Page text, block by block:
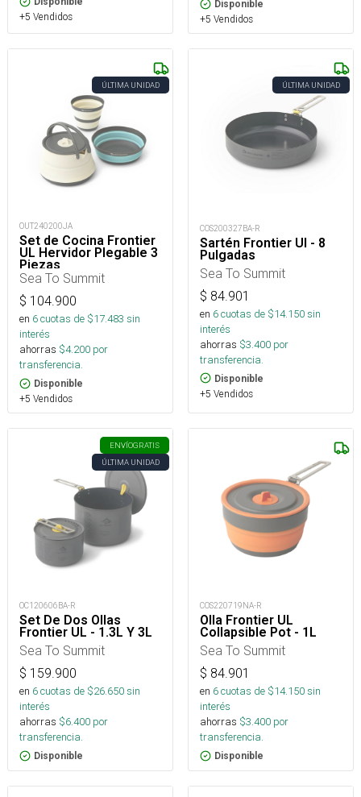
+5 Vendidos
Disponible
+5 Vendidos
ÚLTIMA UNIDAD
OUT240200JA
Set de Cocina Frontier
UL Hervidor Plegable 3
Piezas
Sea To Summit
$ 104.900
en 6cuotas de $17.483 sin
interés
ahorras $4.200 por
transferencia.
Disponible
+5 Vendidos
ÚLTIMA UNIDAD
COS200327BA-R
Sartén Frontier Ul - 8
Pulgadas
Sea To Summit
$ 84.901
en 6cuotas de $14.150sin
interés
ahorras $3.400 por
transferencia.
Disponible
+5 Vendidos
ENVÍOGRATIS
ÚLTIMA UNIDAD
OC120606BA-R
Set De Dos Ollas
Frontier UL - 1.3L Y 3L
Sea To Summit
$ 159.900
en 6cuotas de $26.650sin
interés
ahorras $6.400 por
transferencia.
Disponible
COS220719NA-R
Olla Frontier UL
Collapsible Pot - 1L
Sea To Summit
$ 84.901
en 6cuotas de $14.150sin
interés
ahorras $3.400 por
transferencia.
Disponible